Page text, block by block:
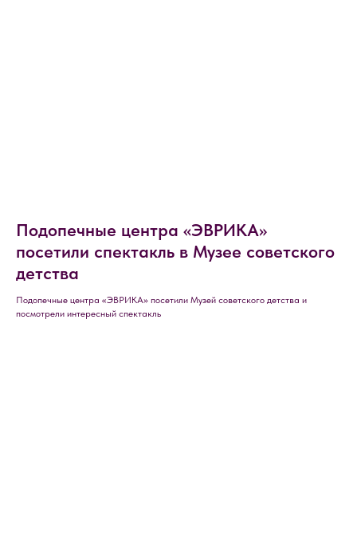
Подопечные центра «ЭВРИКА»
посетили спектакль в Музее советского
детства
Подопечные центра «ЭВРИКА» посетили Музей советского детства и
посмотрели интересный спектакль